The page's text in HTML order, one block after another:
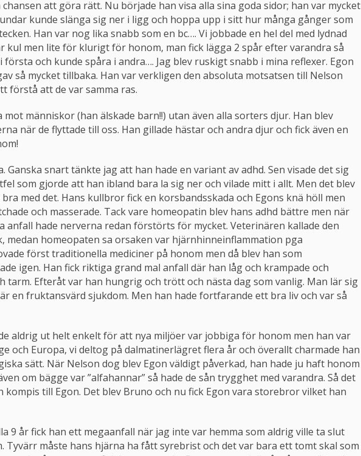
att göra rätt. Nu började han visa alla sina goda sidor; han var mycket
kunde slänga sig ner i ligg och hoppa upp i sitt hur många gånger som
Han var nog lika snabb som en bc…. Vi jobbade en hel del med lydnad
kul men lite för klurigt för honom, man fick lägga 2 spår efter varandra så
och kunde spåra i andra…. Jag blev ruskigt snabb i mina reflexer. Egon
så mycket tillbaka. Han var verkligen den absoluta motsatsen till Nelson
förstå att de var samma ras.
människor (han älskade barn!!) utan även alla sorters djur. Han blev
när de flyttade till oss. Han gillade hästar och andra djur och fick även en
Ganska snart tänkte jag att han hade en variant av adhd. Sen visade det sig
som gjorde att han ibland bara la sig ner och vilade mitt i allt. Men det blev
med det. Hans kullbror fick en korsbandsskada och Egons knä höll men
och masserade. Tack vare homeopatin blev hans adhd bättre men när
anfall hade nerverna redan förstörts för mycket. Veterinären kallade den
medan homeopaten sa orsaken var hjärnhinneinflammation pga
först traditionella mediciner på honom men då blev han som
igen. Han fick riktiga grand mal anfall där han låg och krampade och
tarm. Efteråt var han hungrig och trött och nästa dag som vanlig. Man lär sig
en fruktansvärd sjukdom. Men han hade fortfarande ett bra liv och var så
aldrig ut helt enkelt för att nya miljöer var jobbiga för honom men han var
och Europa, vi deltog på dalmatinerlägret flera år och överallt charmade han
sätt. När Nelson dog blev Egon väldigt påverkad, han hade ju haft honom
om bägge var ”alfahannar” så hade de sån trygghet med varandra. Så det
kompis till Egon. Det blev Bruno och nu fick Egon vara storebror vilket han
9 år fick han ett megaanfall när jag inte var hemma som aldrig ville ta slut
Tyvärr måste hans hjärna ha fått syrebrist och det var bara ett tomt skal som